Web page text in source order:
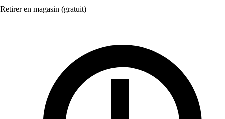
Retirer en magasin (gratuit)